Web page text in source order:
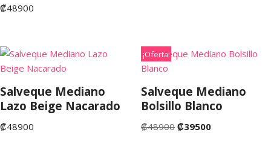
₡48900
Salveque Mediano
Lazo Beige Nacarado
₡48900
¡Oferta!
Salveque Mediano
Bolsillo Blanco
₡48900 ₡39500